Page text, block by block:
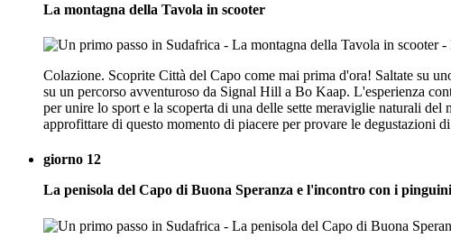
La montagna della Tavola in scooter
Colazione. Scoprite Città del Capo come mai prima d'ora! Saltate su
su un percorso avventuroso da Signal Hill a Bo Kaap. L'esperienza
per unire lo sport e la scoperta di una delle sette meraviglie naturali
approfittare di questo momento di piacere per provare le degustazioni
giorno 12
La penisola del Capo di Buona Speranza e l'incontro con i